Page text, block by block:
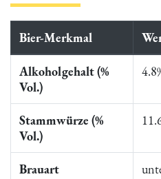
Bier-Merkmal
Alkoholgehalt (%
Vol.)
Stammwürze (%
Vol.)
Brauart